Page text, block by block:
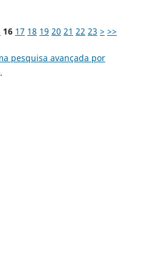
16 17 18 19 20 21 22 23 > >>
pesquisa avançada por